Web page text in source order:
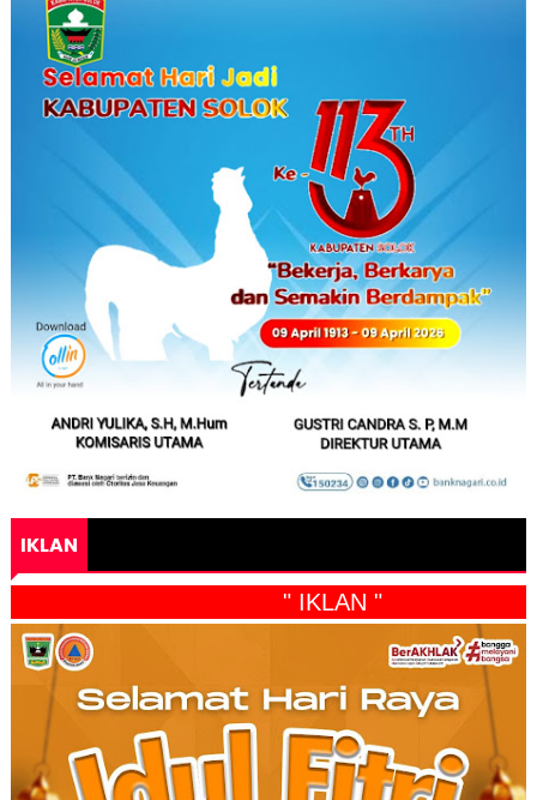
IKLAN
" IKLAN "